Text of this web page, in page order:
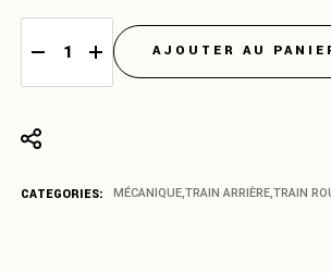
Silentbloc d'amortisseur arrière quantity
AJOUTER AU
CATEGORIES: MÉCANIQUE,TRAIN ARRIÈRE,TRAIN